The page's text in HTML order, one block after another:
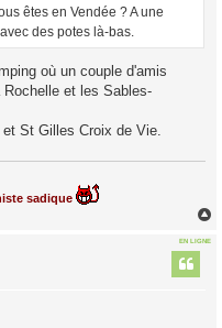
êtes en Vendée ? A une
des potes là-bas.
où un couple d'amis
et les Sables-
St Gilles Croix de Vie.
sadique
EN LIGNE